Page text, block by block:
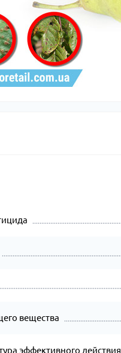
вещества
эффективного действия